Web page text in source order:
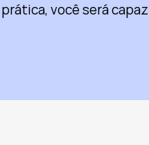
você será